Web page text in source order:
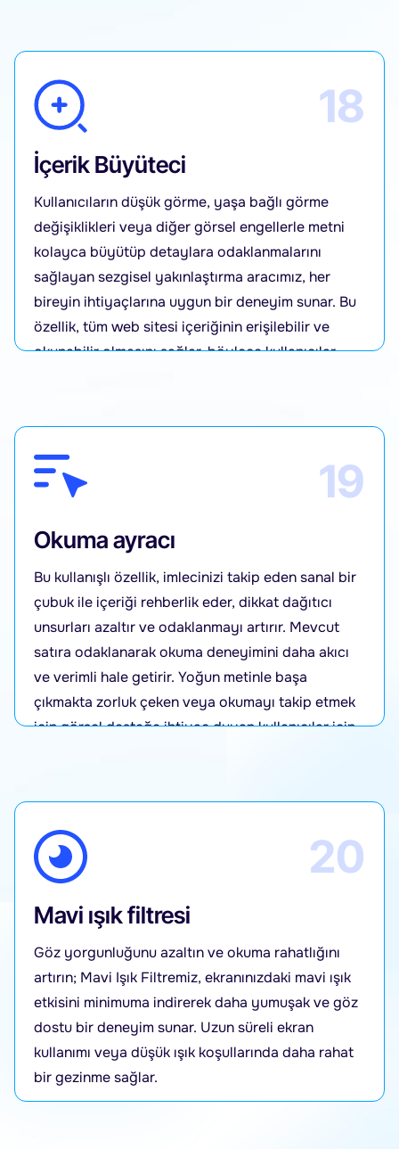
18
İçerik Büyüteci
Kullanıcıların düşük görme, yaşa bağlı görme
değişiklikleri veya diğer görsel engellerle metni
kolayca büyütüp detaylara odaklanmalarını
sağlayan sezgisel yakınlaştırma aracımız, her
bireyin ihtiyaçlarına uygun bir deneyim sunar. Bu
özellik, tüm web sitesi içeriğinin erişilebilir ve
okunabilir olmasını sağlar, böylece kullanıcılar
19
Okuma ayracı
Bu kullanışlı özellik, imlecinizi takip eden sanal bir
çubuk ile içeriği rehberlik eder, dikkat dağıtıcı
unsurları azaltır ve odaklanmayı artırır. Mevcut
satıra odaklanarak okuma deneyimini daha akıcı
ve verimli hale getirir. Yoğun metinle başa
çıkmakta zorluk çeken veya okumayı takip etmek
için görsel desteğe ihtiyaç duyan kullanıcılar için
20
Mavi ışık filtresi
Göz yorgunluğunu azaltın ve okuma rahatlığını
artırın; Mavi Işık Filtremiz, ekranınızdaki mavi ışık
etkisini minimuma indirerek daha yumuşak ve göz
dostu bir deneyim sunar. Uzun süreli ekran
kullanımı veya düşük ışık koşullarında daha rahat
bir gezinme sağlar.